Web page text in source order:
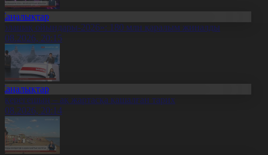
ойындары-2026»: 180 млн қаралым жиналды
20:15
– ақ жартасқа қашалған тарих
20:14